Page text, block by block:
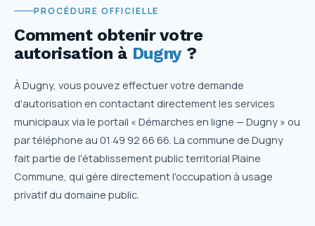
PROCÉDURE OFFICIELLE
Comment obtenir votre
autorisation à Dugny?
À Dugny, vous pouvez effectuer votre demande
d'autorisation en contactant directement les services
municipaux via le portail « Démarches en ligne — Dugny » ou
par téléphone au 01 49 92 66 66. La commune de Dugny
fait partie de l'établissement public territorial Plaine
Commune, qui gère directement l'occupation à usage
privatif du domaine public.